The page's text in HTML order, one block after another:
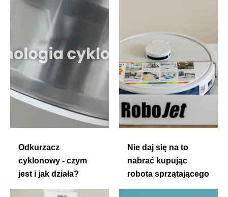
Odkurzacz
cyklonowy - czym
jest i jak działa?
Nie daj się na to
nabrać kupując
robota sprzątającego